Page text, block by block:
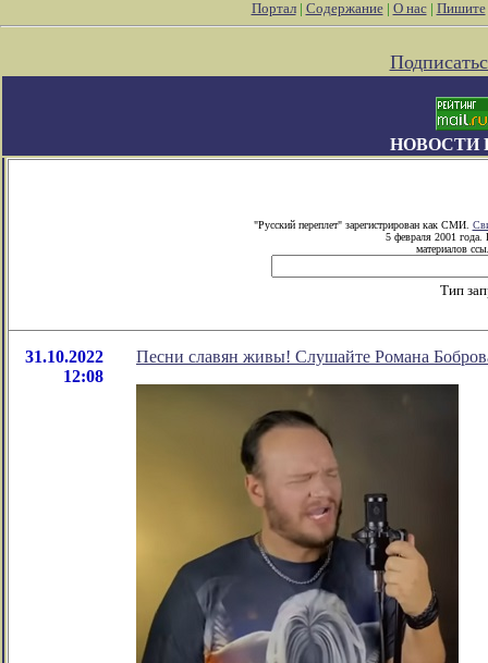
Портал| Содержание| О нас| Пишите
НОВОСТИ
"Русский переплет" зарегистрирован как СМИ.
5 февраля 2001 года.
материалов
Тип
31.10.2022
12:08
Песни славян живы! Слушайте Романа